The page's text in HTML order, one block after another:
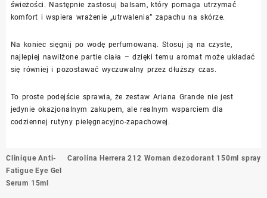
świeżości. Następnie zastosuj balsam, który pomaga utrzymać
komfort i wspiera wrażenie „utrwalenia” zapachu na skórze.
Na koniec sięgnij po wodę perfumowaną. Stosuj ją na czyste,
najlepiej nawilżone partie ciała – dzięki temu aromat może układać
się równiej i pozostawać wyczuwalny przez dłuższy czas.
To proste podejście sprawia, że zestaw Ariana Grande nie jest
jedynie okazjonalnym zakupem, ale realnym wsparciem dla
codziennej rutyny pielęgnacyjno-zapachowej.
Nawigacja
wpisu
Clinique Anti-
Fatigue Eye Gel
Serum 15ml
Carolina Herrera 212 Woman dezodorant 150ml spray